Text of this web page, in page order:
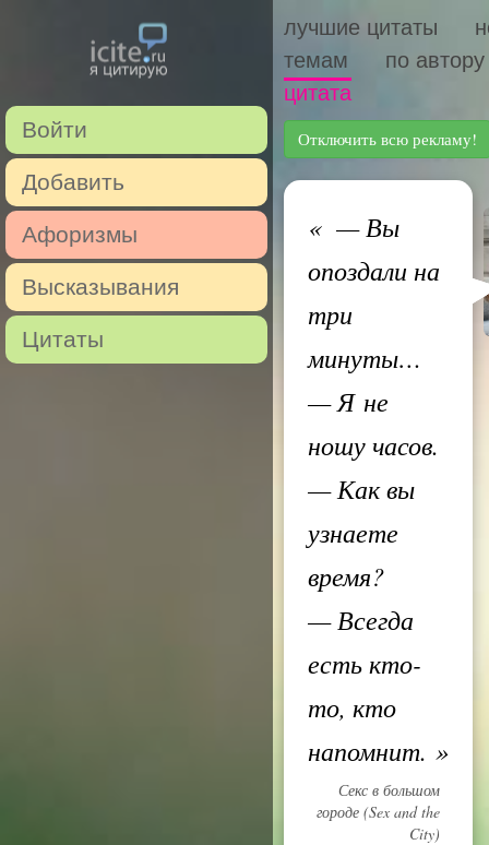
Войти
Добавить
Афоризмы
Высказывания
Цитаты
лучшие цитаты
темам
по автору
цитата
Отключить всю рекламу!
«— Вы
опоздали на
три
минуты…
— Я не
ношу часов.
— Как вы
узнаете
время?
— Всегда
есть кто-
то, кто
напомнит. »
Секс в большом
городе (Sex and the
City)